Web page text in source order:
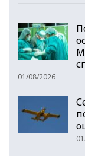
01/08/2026